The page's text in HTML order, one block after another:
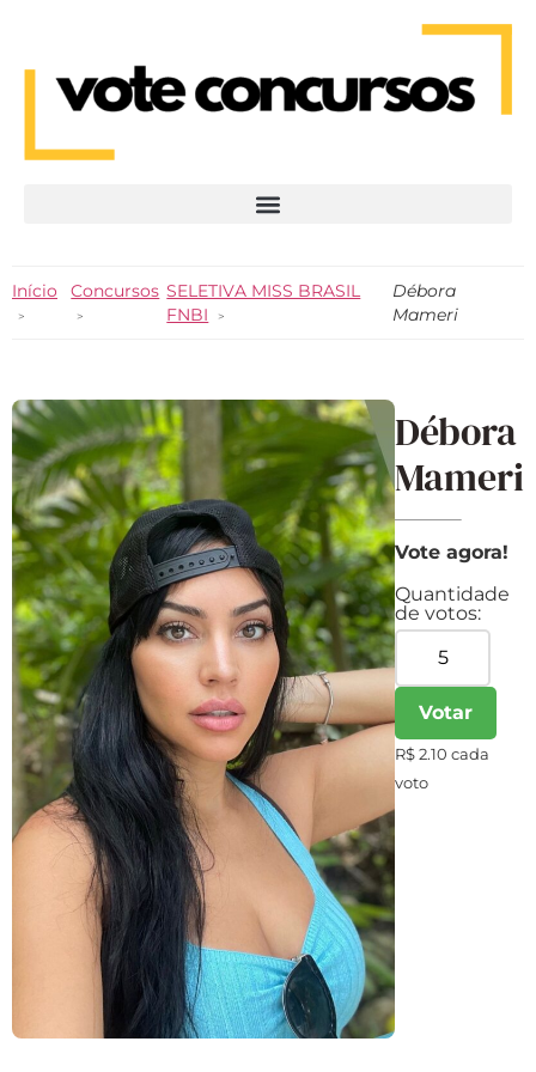
Início Concursos SELETIVA MISS BRASIL
FNBI
Débora
Mameri
Débora
Mameri
Vote agora!
Quantidade
de votos:
Votar
R$ 2.10 cada
voto